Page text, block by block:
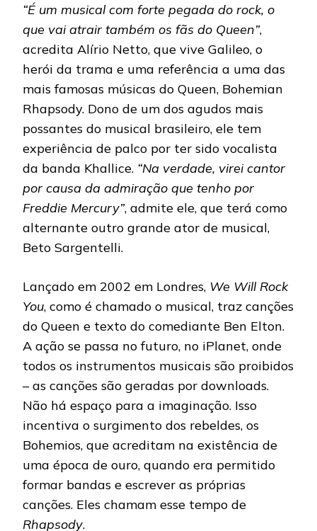
“É um musical com forte pegada do rock, o
que vai atrair também os fãs do Queen”,
acredita Alírio Netto, que vive Galileo, o
herói da trama e uma referência a uma das
mais famosas músicas do Queen, Bohemian
Rhapsody. Dono de um dos agudos mais
possantes do musical brasileiro, ele tem
experiência de palco por ter sido vocalista
da banda Khallice. “Na verdade, virei cantor
por causa da admiração que tenho por
Freddie Mercury”, admite ele, que terá como
alternante outro grande ator de musical,
Beto Sargentelli.
Lançado em 2002 em Londres, We Will Rock
You, como é chamado o musical, traz canções
do Queen e texto do comediante Ben Elton.
A ação se passa no futuro, no iPlanet, onde
todos os instrumentos musicais são proibidos
– as canções são geradas por downloads.
Não há espaço para a imaginação. Isso
incentiva o surgimento dos rebeldes, os
Bohemios, que acreditam na existência de
uma época de ouro, quando era permitido
formar bandas e escrever as próprias
canções. Eles chamam esse tempo de
Rhapsody.